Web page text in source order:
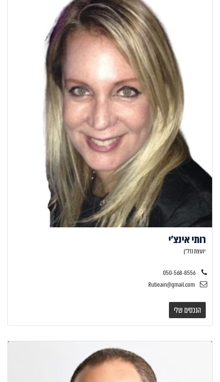
רותי אינצ'י
יועצת נדל״ן
050-568-8556
Rutieain@gmail.com
הנכסים שלי